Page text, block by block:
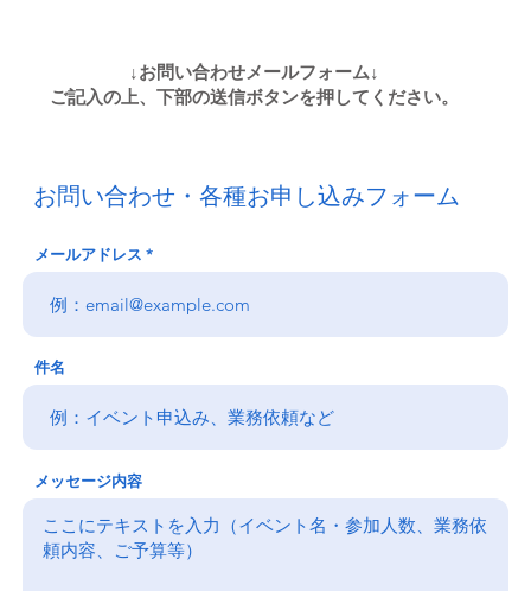
↓お問い合わせメールフォーム↓
​ご記入の上、下部の送信ボタンを押してください。
お問い合わせ・各種お申し込みフォーム
メールアドレス
件名
メッセージ内容